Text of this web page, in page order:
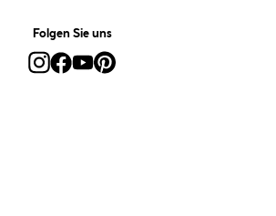
Folgen Sie uns